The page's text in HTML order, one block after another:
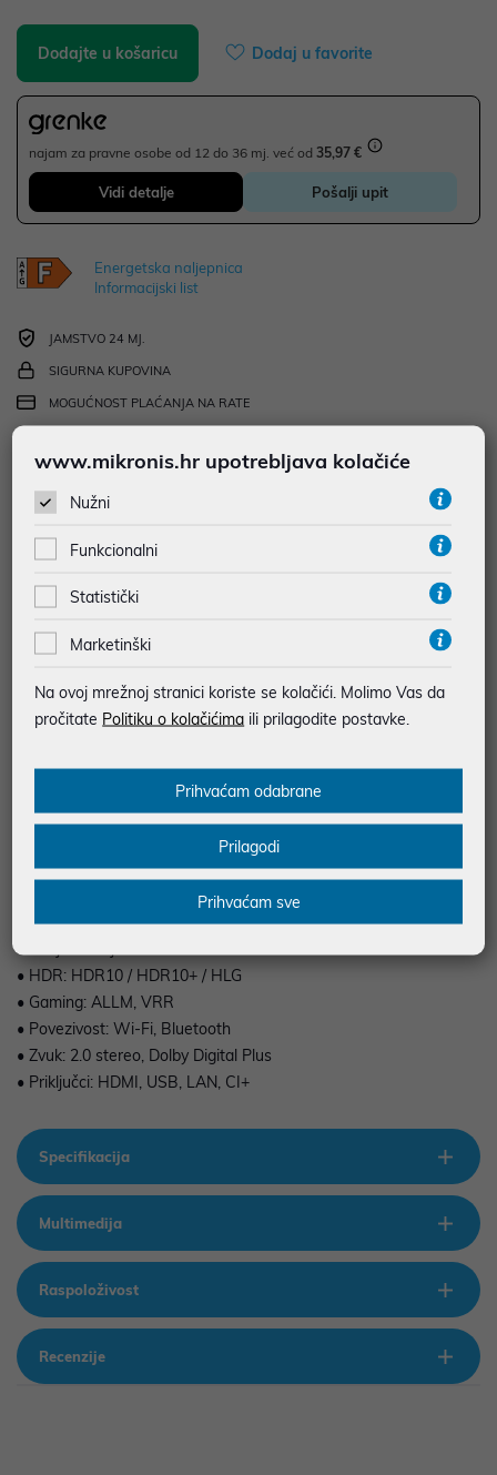
Dodajte u košaricu Dodaj u favorite
najam za pravne osobe od 12 do 36 mj. već od 35,97 €
Vidi detalje Pošalji upit
Energetska naljepnica
Informacijski list
JAMSTVO 24 MJ.
SIGURNA KUPOVINA
MOGUĆNOST PLAĆANJA NA RATE
Podaci uz artikle su prezentirani u dobroj namjeri. Mikronis d.o.o. ne
odgovara za eventualne pogreške nastale u opisu proizvoda, greške
prilikom štampanja te promjene u dostupnosti i cijene. Slike artikala su
eventualne nejasnoće možete nas kontaktirati na
TV Samsung QE55S90HAEXXH – 55" OLED 4K TV s vrhunskim
• Rezolucija: 4K UHD (3840 × 2160)
• Tehnologija: OLED
• Tip TV-a: SMART (Tizen OS)
• TV tuner: DVB-T2/C/S2
• Osvježavanje: 60–144 Hz
• HDR: HDR10 / HDR10+ / HLG
• Gaming: ALLM, VRR
• Povezivost: Wi-Fi, Bluetooth
• Zvuk: 2.0 stereo, Dolby Digital Plus
• Priključci: HDMI, USB, LAN, CI+
Specifikacija
Multimedija
Raspoloživost
Recenzije
www.mikronis.hr upotrebljava kolačiće
Nužni
Funkcionalni
Statistički
Marketinški
Na ovoj mrežnoj stranici koriste se kolačići. Molimo Vas da
pročitate Politiku o kolačićima ili prilagodite postavke.
Prihvaćam odabrane
Prilagodi
Prihvaćam sve